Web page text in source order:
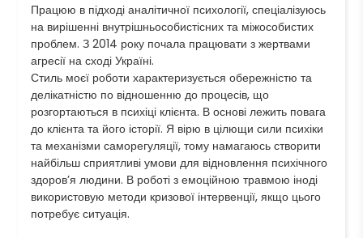
Працюю в підході аналітичної психології, спеціалізуюсь
на вирішенні внутрішньособистісних та міжособистих
проблем. З 2014 року почала працювати з жертвами
агресії на сході Україні.
Стиль моєї роботи характеризується обережністю та
делікатністю по відношенню до процесів, що
розгортаються в психіці клієнта. В основі лежить повага
до клієнта та його історії. Я вірю в цілющи сили психіки
та механізми саморегуляції, тому намагаюсь створити
найбільш сприятливі умови для відновлення психічного
здоров’я людини. В роботі з емоційною травмою іноді
використовую методи кризової інтервенції, якщо цього
потребує ситуація.